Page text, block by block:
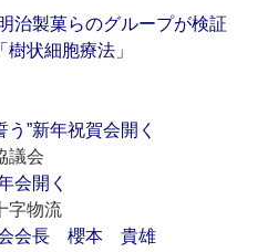
治製菓らのグループが検証
樹状細胞療法」
”新年祝賀会開く
議会
会開く
字物流
会会長 櫻本 貴雄